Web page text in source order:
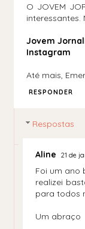
O JOVEM
interessantes.
Jovem
Instagram
Até mais,
RESPONDER
Respostas
Aline 21 de
Foi um ano
realizei
para todos
Um abraço